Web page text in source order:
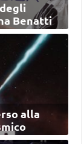
Benatti
alla